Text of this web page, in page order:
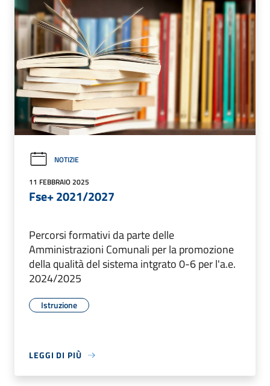
NOTIZIE
11 FEBBRAIO 2025
Fse+ 2021/2027
Percorsi formativi da parte delle
Amministrazioni Comunali per la promozione
della qualità del sistema intgrato 0-6 per l'a.e.
2024/2025
Istruzione
LEGGI DI PIÙ